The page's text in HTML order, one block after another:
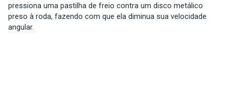
pressiona uma pastilha de freio contra um disco metálico
preso à roda, fazendo com que ela diminua sua velocidade
angular.